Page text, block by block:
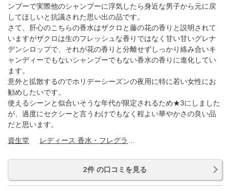
ンプーで実際他のシャンプーに浮気したら身近な男子から元に戻
してほしいと抗議された思い出の品です。
さて、肝心のこちらの香水はザクロと藤の花の香りと説明されて
いますがザクロは生のフレッシュな香りではなく甘い甘いグレナ
デンシロップで、それが花の香りと分離せずしっかり絡み合いキ
ャンディーでもないシャンプーでもない香水の香りに進化してい
ます。
意外と拡散するのでホリデーシーズンの夜用に特に若い女性にお
勧めしたいです。
使えるシーンと似合いそうな年代が限定されるため★3にしました
が、過度にセクシーと言うわけでもなく程よい華やかさの良い品
だと思います。
資生堂
2件 の口コミを見る